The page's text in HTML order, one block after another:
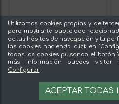
Utilizamos cookies propias y de
para mostrarte publicidad
de tus hábitos de navegación y tu
las cookies haciendo click en
todas las cookies pulsando el botón
más información puedes visitar
Configurar
ACEPTAR TODAS